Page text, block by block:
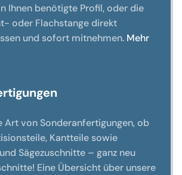
Ihnen benötigte Profil, oder die
oder Flachstange direkt
und sofort mitnehmen. Mehr
Art von Sonderanfertigungen, ob
Kantteile sowie
Sägezuschnitte – ganz neu
Eine Übersicht über unsere